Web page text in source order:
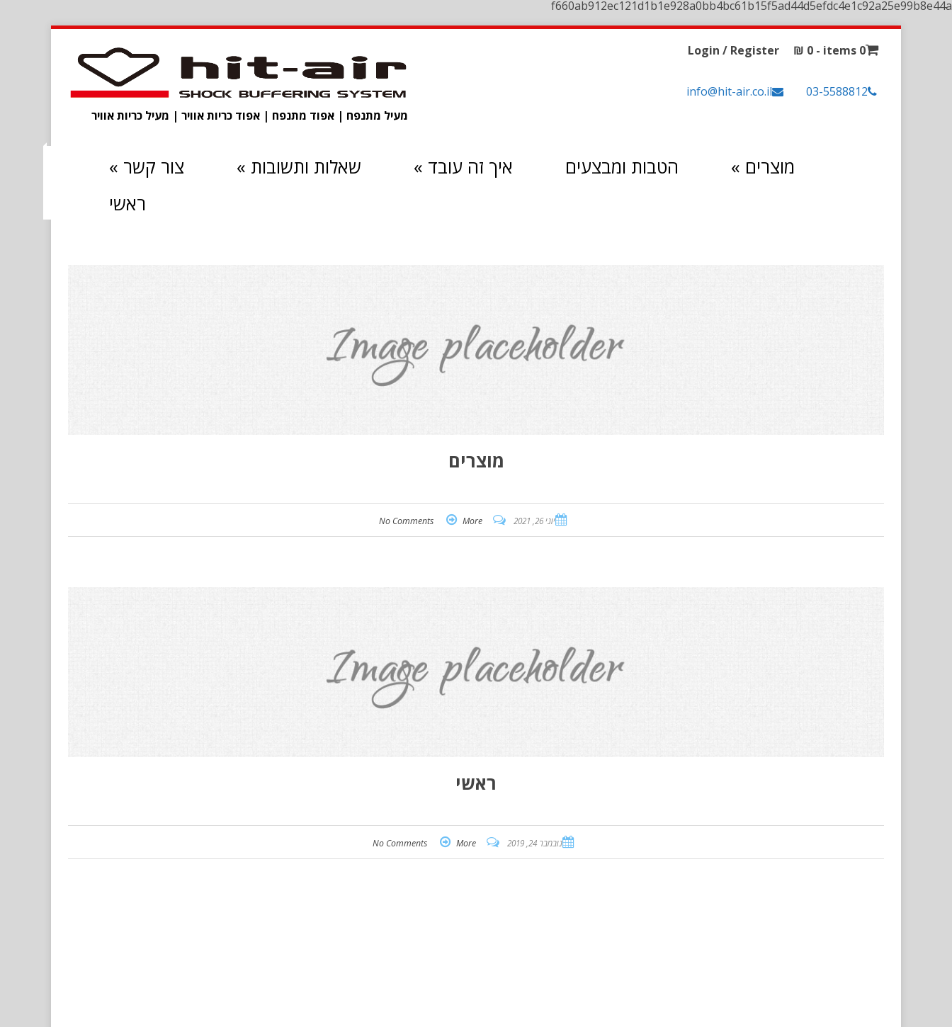
f660ab912ec121d1b1e928a0bb4bc61b15f5ad44d5efdc4e1c92a25e99b8e44a
מעיל מתנפח | אפוד מתנפח | אפוד כריות אוויר | מעיל כריות אוויר
0 items -
₪ 0
Login / Register
03-5588812
info@hit-air.co.il
צור קשר » שאלות ותשובות » איך זה עובד » הטבות ומבצעים מוצרים »
ראשי
מוצרים
יוני 26, 2021 No Comments More
ראשי
נובמבר 24, 2019 No Comments More